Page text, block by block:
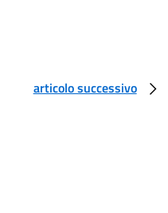
articolo successivo